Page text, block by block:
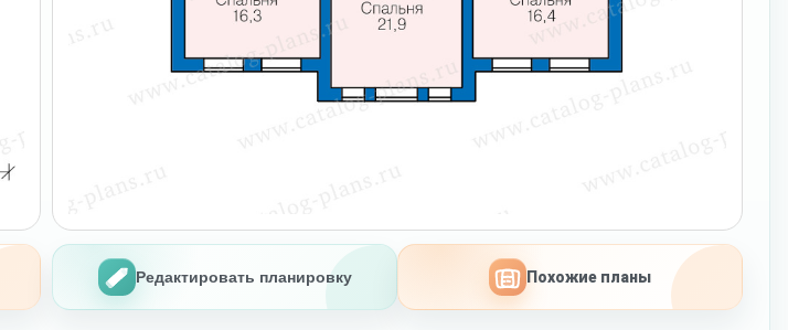
Редактировать планировку Похожие планы